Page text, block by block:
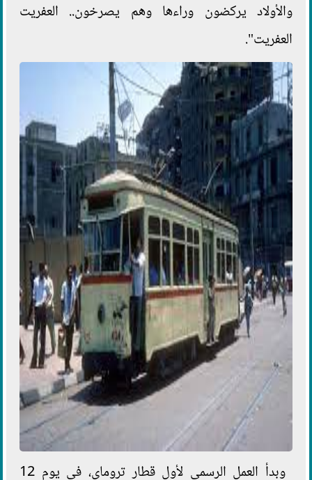
والأولاد يركضون وراءها وهم يصرخون.. العفريت
العفريت".
وبدأ العمل الرسمي لأول قطار تروماي، في يوم 12